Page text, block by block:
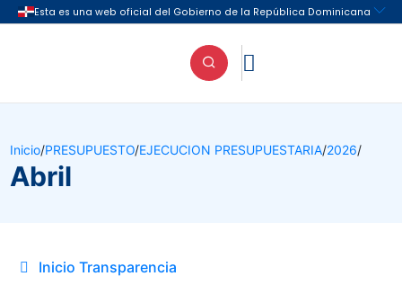

Inicio/PRESUPUESTO/EJECUCION PRESUPUESTARIA/2026/
Abril
Inicio Transparencia